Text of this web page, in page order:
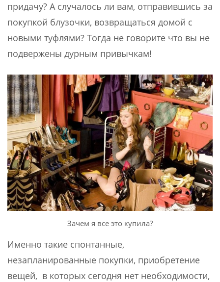
придачу? А случалось ли вам, отправившись за
покупкой блузочки, возвращаться домой с
новыми туфлями? Тогда не говорите что вы не
подвержены дурным привычкам!
Зачем я все это купила?
Именно такие спонтанные,
незапланированные покупки, приобретение
вещей, в которых сегодня нет необходимости,